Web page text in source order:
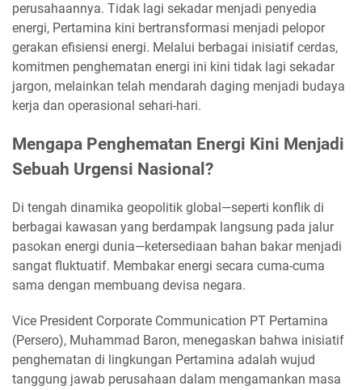
perusahaannya. Tidak lagi sekadar menjadi penyedia
energi, Pertamina kini bertransformasi menjadi pelopor
gerakan efisiensi energi. Melalui berbagai inisiatif cerdas,
komitmen penghematan energi ini kini tidak lagi sekadar
jargon, melainkan telah mendarah daging menjadi budaya
kerja dan operasional sehari-hari.
Mengapa Penghematan Energi Kini Menjadi
Sebuah Urgensi Nasional?
Di tengah dinamika geopolitik global—seperti konflik di
berbagai kawasan yang berdampak langsung pada jalur
pasokan energi dunia—ketersediaan bahan bakar menjadi
sangat fluktuatif. Membakar energi secara cuma-cuma
sama dengan membuang devisa negara.
Vice President Corporate Communication PT Pertamina
(Persero), Muhammad Baron, menegaskan bahwa inisiatif
penghematan di lingkungan Pertamina adalah wujud
tanggung jawab perusahaan dalam mengamankan masa